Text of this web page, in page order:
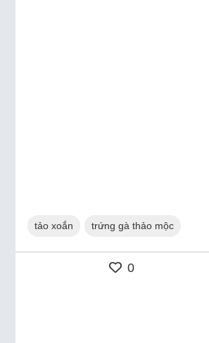
tảo xoắn trứng gà thảo mộc
0